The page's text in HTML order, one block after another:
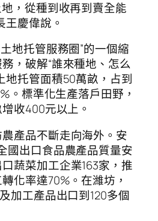
，從種到收再到賣全能
王慶偉說。
地托管服務圈”的一個縮
，破解“誰來種地、怎么
地托管面積50萬畝，占到
。標準化生產落戶田野，
收400元以上。
產品不斷走向海外。安
國出口食品農產品質量安
蔬菜加工企業163家，推
化率達70%。在濰坊，
加工產品出口到120多個